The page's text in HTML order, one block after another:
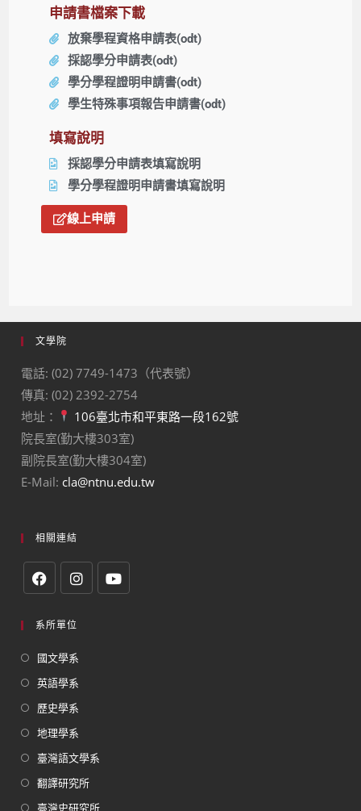
申請書檔案下載
放棄學程資格申請表(odt)
採認學分申請表(odt)
學分學程證明申請書(odt)
學生特殊事項報告申請書(odt)
填寫說明
採認學分申請表填寫說明
學分學程證明申請書填寫說明
線上申請
文學院
電話: (02) 7749-1473（代表號）
傳真: (02) 2392-2754
地址：
106臺北市和平東路一段162號
院長室(勤大樓303室)
副院長室(勤大樓304室)
E-Mail: cla@ntnu.edu.tw
相關連結
系所單位
國文學系
英語學系
歷史學系
地理學系
臺灣語文學系
翻譯研究所
臺灣史研究所